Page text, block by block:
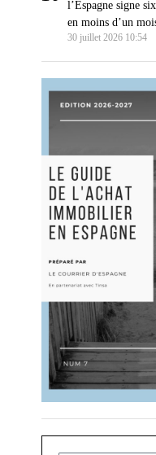
l’Espagne signe
en moins d’un
30 juillet 2026 10:54